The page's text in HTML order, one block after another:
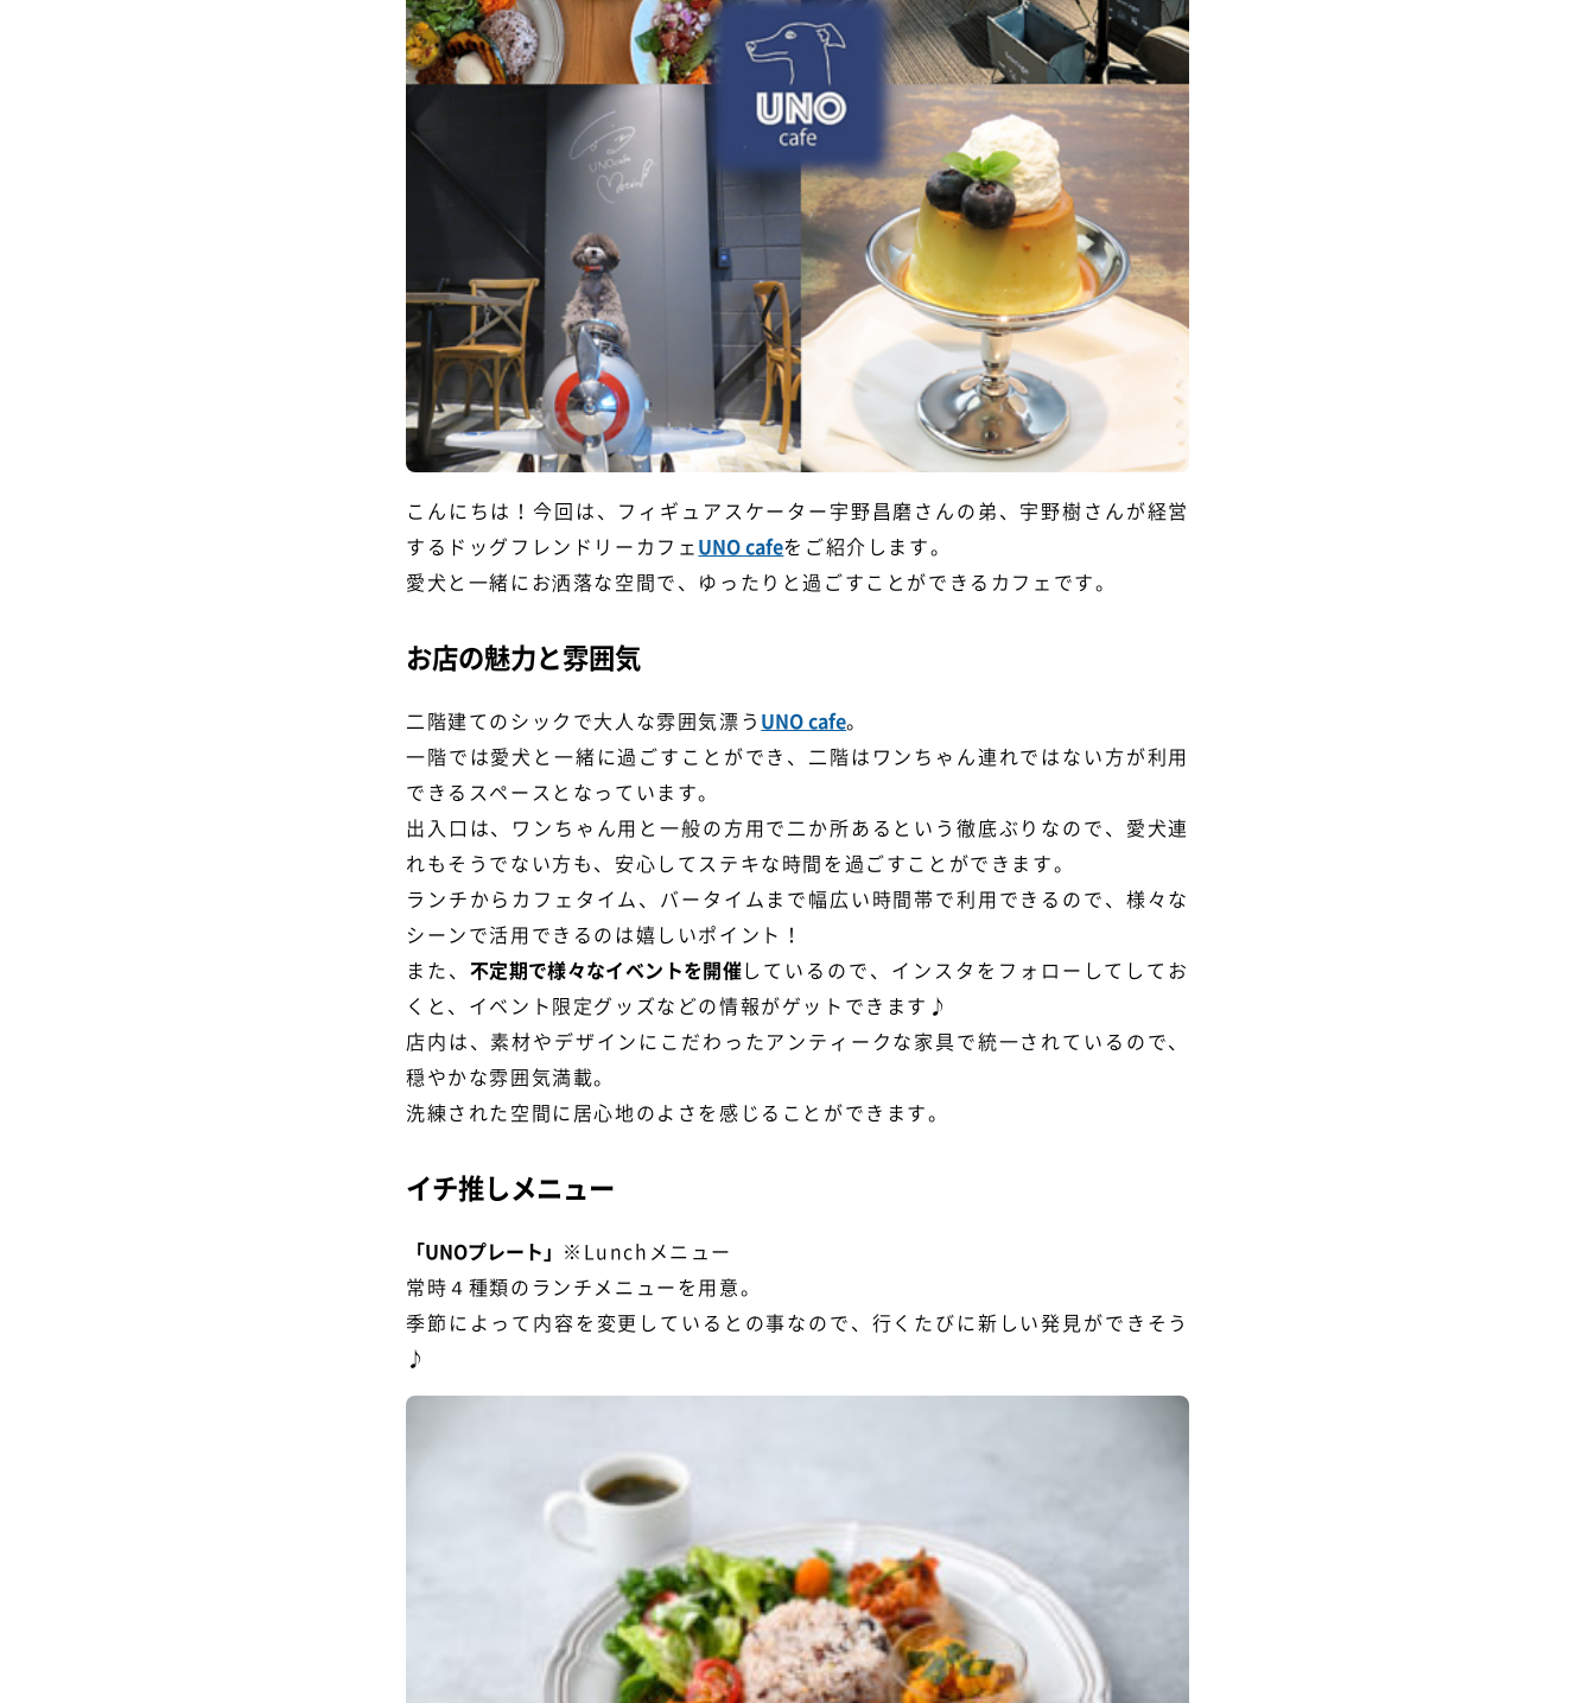
こんにちは！今回は、フィギュアスケーター宇野昌磨さんの弟、宇野樹さんが経営
するドッグフレンドリーカフェ UNO cafeをご紹介します。
愛犬と一緒にお洒落な空間で、ゆったりと過ごすことができるカフェです。
お店の魅力と雰囲気
二階建てのシックで大人な雰囲気漂う UNO cafe。
一階では愛犬と一緒に過ごすことができ、二階はワンちゃん連れではない方が利用
できるスペースとなっています。
出入口は、ワンちゃん用と一般の方用で二か所あるという徹底ぶりなので、愛犬連
れもそうでない方も、安心してステキな時間を過ごすことができます。
ランチからカフェタイム、バータイムまで幅広い時間帯で利用できるので、様々な
シーンで活用できるのは嬉しいポイント！
また、 不定期で様々なイベントを開催しているので、インスタをフォローしてしてお
くと、イベント限定グッズなどの情報がゲットできます♪
店内は、素材やデザインにこだわったアンティークな家具で統一されているので、
穏やかな雰囲気満載。
洗練された空間に居心地のよさを感じることができます。
イチ推しメニュー
「UNOプレート」
※Lunchメニュー
常時４種類のランチメニューを用意。
季節によって内容を変更しているとの事なので、行くたびに新しい発見ができそう
♪